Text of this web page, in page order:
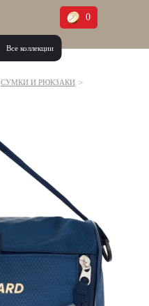
Все коллекции
0
СУМКИ И РЮКЗАКИ >